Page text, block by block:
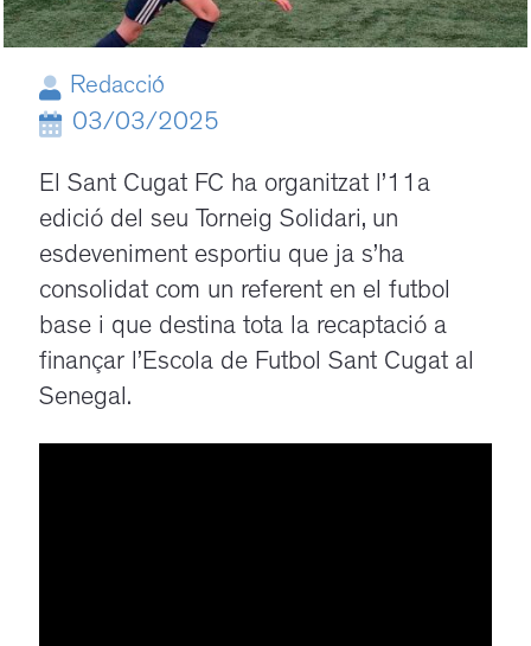
Redacció
03/03/2025
El Sant Cugat FC ha organitzat l’11a
edició del seu Torneig Solidari, un
esdeveniment esportiu que ja s’ha
consolidat com un referent en el futbol
base i que destina tota la recaptació a
finançar l’Escola de Futbol Sant Cugat al
Senegal.